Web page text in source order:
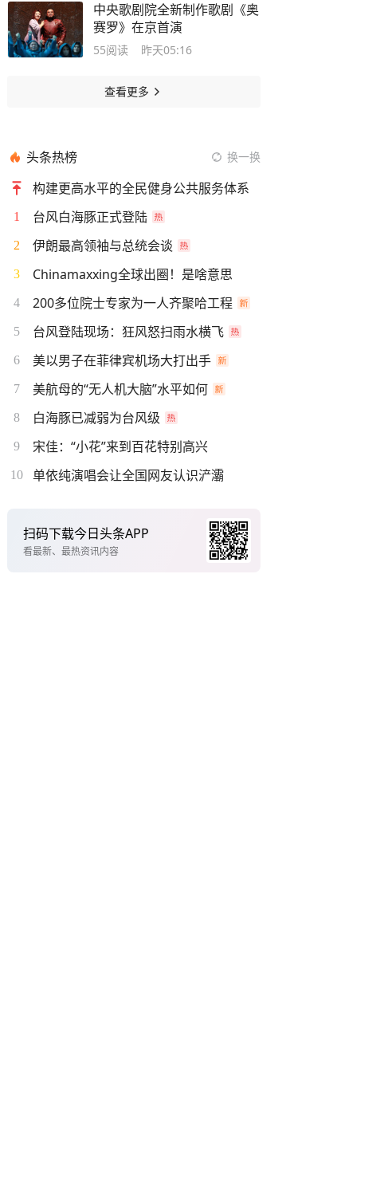
中央歌剧院全新制作歌剧《奥
赛罗》在京首演
55阅读 昨天05:16
查看更多
头条热榜 换一换
构建更高水平的全民健身公共服务体系
1 台风白海豚正式登陆
2 伊朗最高领袖与总统会谈
3 Chinamaxxing全球出圈！是啥意思
4 200多位院士专家为一人齐聚哈工程
5 台风登陆现场：狂风怒扫雨水横飞
6 美以男子在菲律宾机场大打出手
7 美航母的“无人机大脑”水平如何
8 白海豚已减弱为台风级
9 宋佳：“小花”来到百花特别高兴
10 单依纯演唱会让全国网友认识浐灞
扫码下载今日头条APP
看最新、最热资讯内容